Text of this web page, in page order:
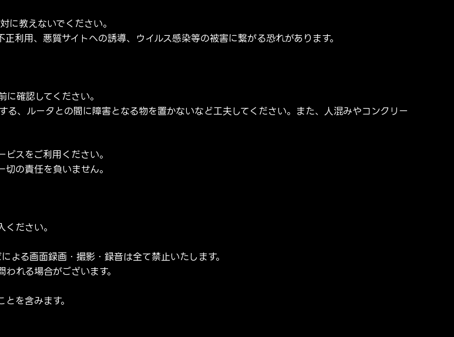
に教えないでください。
利用、悪質サイトへの誘導、ウイルス感染等の被害に繋がる恐れがあります。
確認してください。
、ルータとの間に障害となる物を置かないなど工夫してください。また、人混みやコンクリー
スをご利用ください。
の責任を負いません。
ださい。
よる画面録画・撮影・録音は全て禁止いたします。
れる場合がございます。
を含みます。